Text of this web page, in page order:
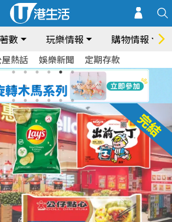
數 玩樂情報 購物情報
熱話 娛樂新聞 定期存款